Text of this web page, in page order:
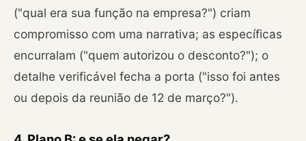
("qual era sua função na empresa?") criam
compromisso com uma narrativa; as específicas
encurralam ("quem autorizou o desconto?"); o
detalhe verificável fecha a porta ("isso foi antes
ou depois da reunião de 12 de março?").